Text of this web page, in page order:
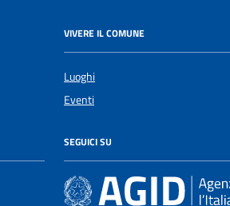
VIVERE IL COMUNE
Luoghi
Eventi
SEGUICI SU